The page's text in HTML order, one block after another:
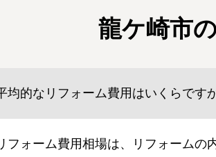
龍ケ崎市
均的なリフォーム費用はいくらです
フォーム費用相場は、リフォームの